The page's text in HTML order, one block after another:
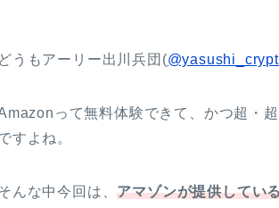
どうもアーリー出川兵団(
って無料体験できて、かつ超・
すよね。
んな中今回は、アマゾンが提供してい